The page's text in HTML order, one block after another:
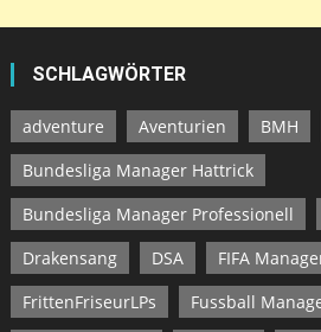
SCHLAGWÖRTER
adventure Aventurien BMH
Bundesliga Manager Hattrick
Bundesliga Manager Professionell
Drakensang
DSA FIFA
FrittenFriseurLPs
Fussball